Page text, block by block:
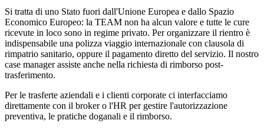
Si tratta di uno Stato fuori dall'Unione Europea e dallo Spazio
Economico Europeo: la TEAM non ha alcun valore e tutte le cure
ricevute in loco sono in regime privato. Per organizzare il rientro è
indispensabile una polizza viaggio internazionale con clausola di
rimpatrio sanitario, oppure il pagamento diretto del servizio. Il nostro
case manager assiste anche nella richiesta di rimborso post-
trasferimento.
Per le trasferte aziendali e i clienti corporate ci interfacciamo
direttamente con il broker o l'HR per gestire l'autorizzazione
preventiva, le pratiche doganali e il rimborso.